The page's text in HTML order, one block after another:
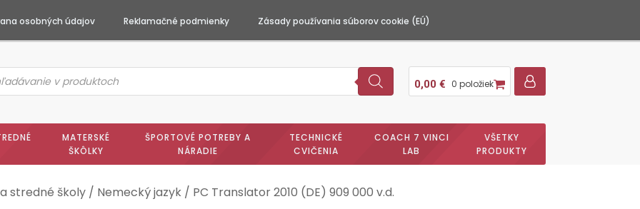
osobných údajov Reklamačné podmienky Zásady používania súborov cookie (EÚ)
0,00 € 0 položiek
MATERSKÉ
ŠKÔLKY
ŠPORTOVÉ POTREBY A
NÁRADIE
TECHNICKÉ
CVIČENIA
COACH 7 VINCI
LAB
VŠETKY
PRODUKTY
stredné školy / Nemecký jazyk / PC Translator 2010 (DE) 909 000 v.d.